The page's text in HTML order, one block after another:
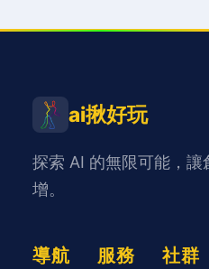
ai揪好玩
探索 AI 的無限可能，讓
增。
導航 服務 社群